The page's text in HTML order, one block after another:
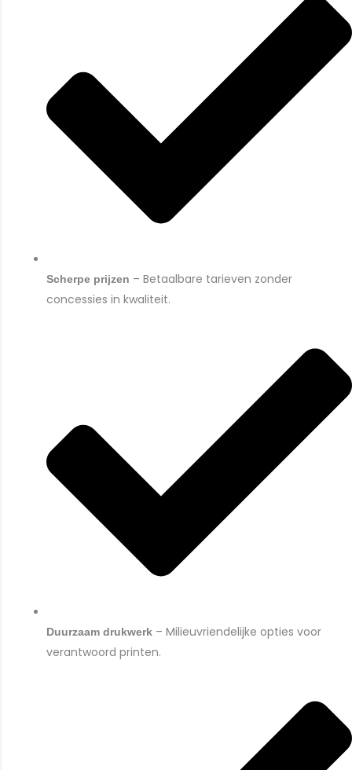
Scherpe prijzen – Betaalbare tarieven zonder
concessies in kwaliteit.
Duurzaam drukwerk – Milieuvriendelijke opties voor
verantwoord printen.